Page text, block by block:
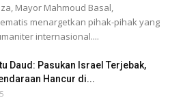
Mayor Mahmoud Basal,
menargetkan pihak-pihak yang
internasional....
Daud: Pasukan Israel Terjebak,
Hancur di...